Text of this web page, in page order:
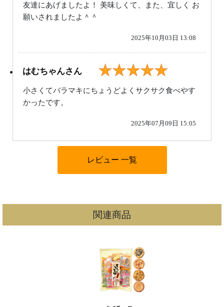
友達にあげましたよ！ 美味しくて、また、宜しく お
願いされましたよ＾＾
2025年10月03日 13:08
はむちゃんさん ★★★★★
小さくてバラマキにちょうどよくサクサク食べやす
かったです。
2025年07月09日 15:05
関連商品